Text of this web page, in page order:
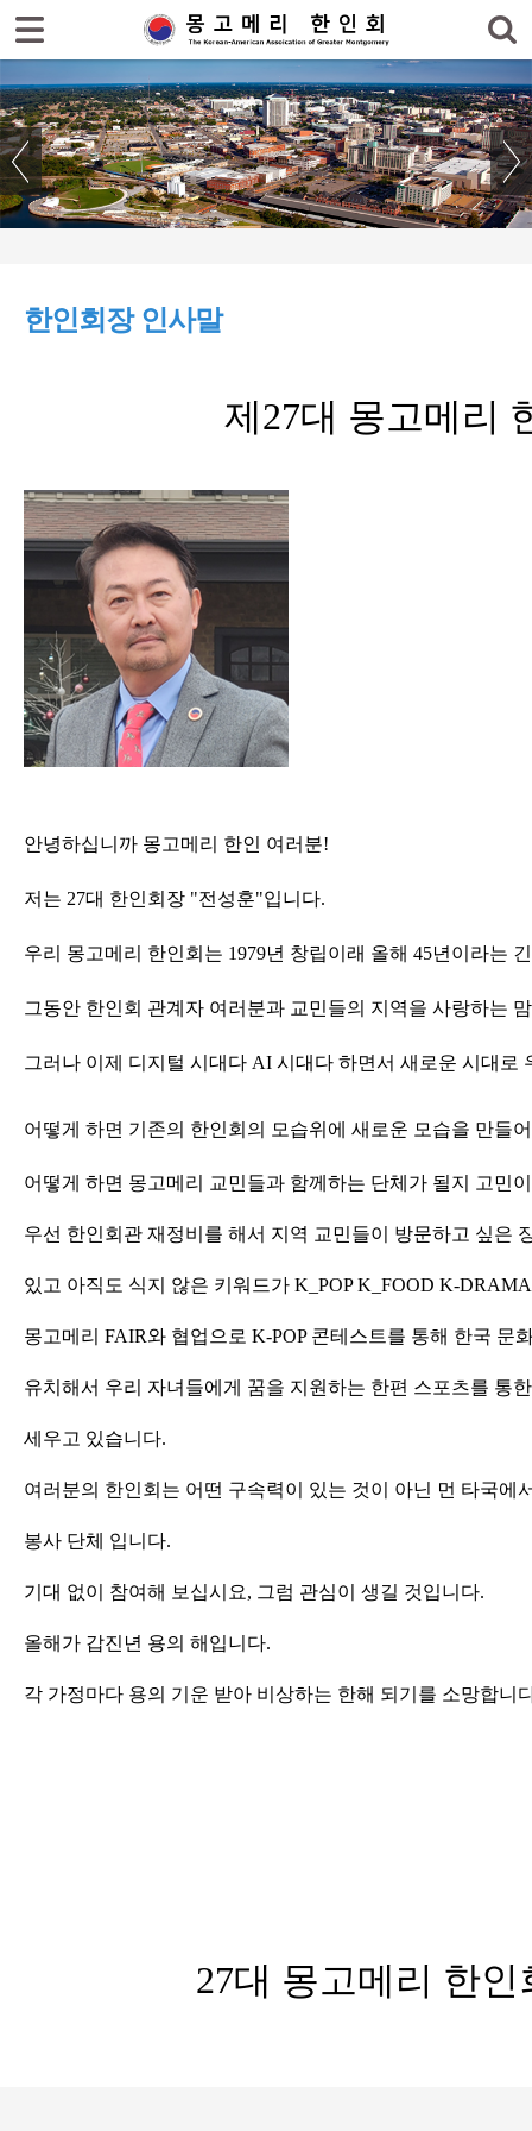
한인회장 인사말
제27대 몽고메리
안녕하십니까 몽고메리 한인 여러분!
저는 27대 한인회장 "전성훈"입니다.
우리 몽고메리 한인회는 1979년 창립이래 올해 45년이라는
그동안 한인회 관계자 여러분과 교민들의 지역을 사랑하는
그러나 이제 디지털 시대다 AI 시대다 하면서 새로운 시대로
어떻게 하면 기존의 한인회의 모습위에 새로운 모습을 만들
어떻게 하면 몽고메리 교민들과 함께하는 단체가 될지 고민
우선 한인회관 재정비를 해서 지역 교민들이 방문하고 싶은
있고 아직도 식지 않은 키워드가 K_POP K_FOOD K-
몽고메리 FAIR와 협업으로 K-POP 콘테스트를 통해 한국 문
유치해서 우리 자녀들에게 꿈을 지원하는 한편 스포츠를 통
세우고 있습니다.
여러분의 한인회는 어떤 구속력이 있는 것이 아닌 먼 타국
봉사 단체 입니다.
기대 없이 참여해 보십시요, 그럼 관심이 생길 것입니다.
올해가 갑진년 용의 해입니다.
각 가정마다 용의 기운 받아 비상하는 한해 되기를 소망합니
27대 몽고메리 한
로그인 회원가입
한인회
- 한인회장 인사말
- 한인회 역사
- 한인회 회칙
한인회 커뮤니티
한인 회원&협찬사